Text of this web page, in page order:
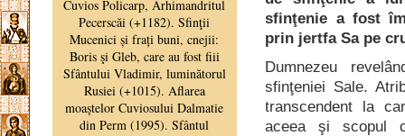
sfinţenie a fost
prin jertfa Sa pe
Dumnezeu
sfinţeniei Sale.
transcendent la
aceea şi scopul